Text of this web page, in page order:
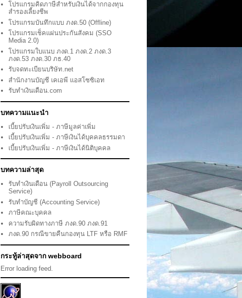
โปรแกรมคิดภาษีสำหรับเงินได้จากกองทุน
สำรองเลี้ยงชีพ
โปรแกรมบันทึกแบบ ภงด.50 (Offline)
โปรแกรมเช็คแผ่นประกันสังคม (SSO
Media 2.0)
โปรแกรมใบแนบ ภงด.1 ภงด.2 ภงด.3
ภงด.53 ภงด.30 ภธ.40
รับจดทะเบียนบริษัท.net
สำนักงานบัญชี เคเอพี แอสโซซิเอท
รับทำเงินเดือน.com
บทความแนะนำ
เบี้ยปรับเงินเพิ่ม - ภาษีมูลค่าเพิ่ม
เบี้ยปรับเงินเพิ่ม - ภาษีเงินได้บุคคลธรรมดา
เบี้ยปรับเงินเพิ่ม - ภาษีเงินได้นิติบุคคล
บทความล่าสุด
รับทำเงินเดือน (Payroll Outsourcing
Service)
รับทำบัญชี (Accounting Service)
ภาษีคณะบุคคล
ความรับผิดทางภาษี ภงด.90 ภงด.91
ภงด.90 กรณีขายคืนกองทุน LTF หรือ RMF
กระทู้ล่าสุดจาก webboard
Error loading feed.